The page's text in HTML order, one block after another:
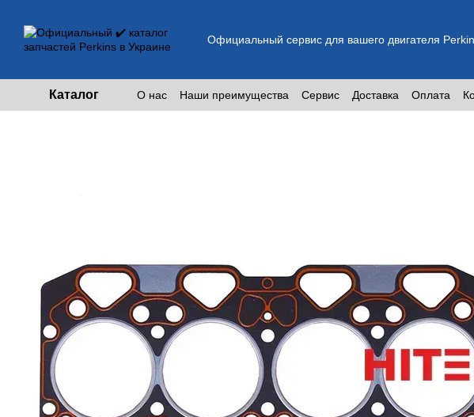
Официальный сервис для вашего двигателя
Каталог О нас Наши преимущества Сервис Доставка Оплата